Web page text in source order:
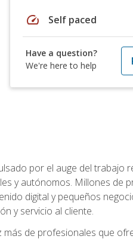
speed Self paced
Have a question?
We're here to help
por el auge del trabajo
y autónomos. Millones de
digital y pequeños
y servicio al cliente.
de profesionales que